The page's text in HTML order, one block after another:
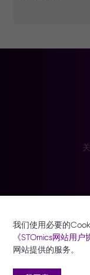
订阅以接
我们使用必要的
《STOmics网站用户
网站提供的服务。